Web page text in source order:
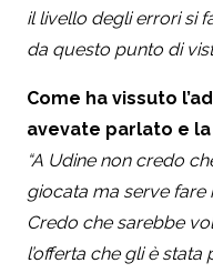
il livello degli errori si
da questo punto di
Come ha vissuto
avevate parlato e
“A Udine non credo
giocata ma serve fare
Credo che sarebbe
l’offerta che gli è